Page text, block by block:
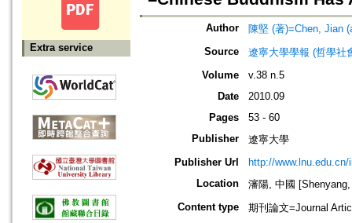
Extra service
Author
陳堅 (著)=Chen, Jian
Source
遼寧大學學報 (哲學社
Volume
v.38 n.5
Date
2010.09
Pages
53 - 60
Publisher
遼寧大學
Publisher Url
http://
Location
瀋陽, 中國
Content type
期刊論文=Journal